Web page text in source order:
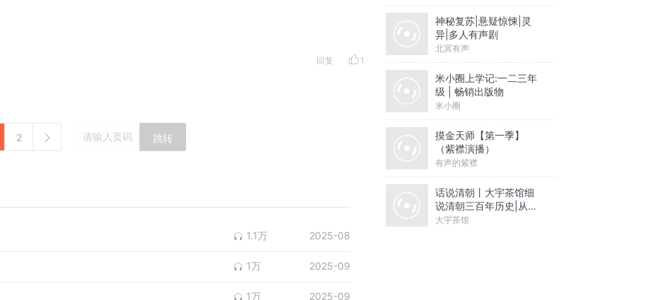
回复 1
2 跳转
1.1万 2025-08
1万 2025-09
1万 2025-09
神秘复苏|悬疑惊悚|灵
异|多人有声剧
北冥有声
米小圈上学记:一二三年
级 | 畅销出版物
米小圈
摸金天师【第一季】
（紫襟演播）
有声的紫襟
话说清朝丨大宇茶馆细
说清朝三百年历史|从努
尔哈赤到末代皇帝溥仪|
大宇茶馆